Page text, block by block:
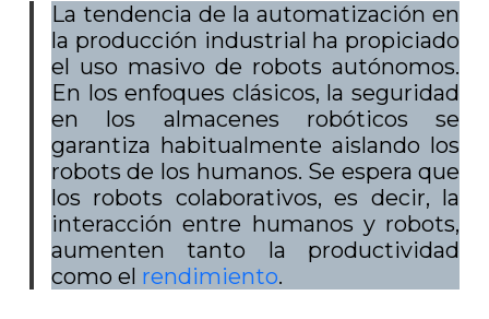
La tendencia de la automatización en
la producción industrial ha propiciado
el uso masivo de robots autónomos.
En los enfoques clásicos, la seguridad
en los almacenes robóticos se
garantiza habitualmente aislando los
robots de los humanos. Se espera que
los robots colaborativos, es decir, la
interacción entre humanos y robots,
aumenten tanto la productividad
como el rendimiento.